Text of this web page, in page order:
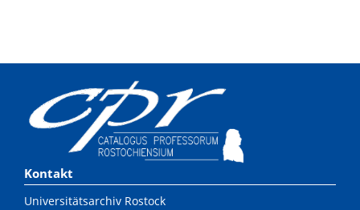
Kontakt
Universitätsarchiv Rostock